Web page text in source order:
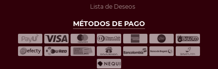
Lista de Deseos
MÉTODOS DE PAGO